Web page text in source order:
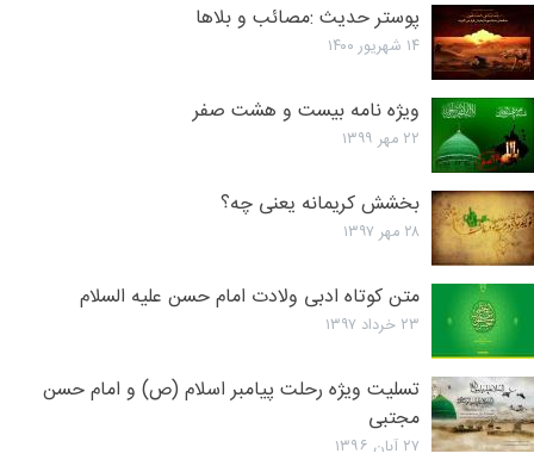
پوستر حدیث :‌مصائب و بلاها
۱۴ شهریور ۱۴۰۰
ویژه نامه بیست و هشت صفر
۲۲ مهر ۱۳۹۹
بخشش کریمانه یعنی چه؟
۲۸ مهر ۱۳۹۷
متن کوتاه ادبی ولادت امام حسن علیه السلام
۲۳ خرداد ۱۳۹۷
تسلیت ویژه رحلت پیامبر اسلام (ص) و امام حسن
مجتبی
۲۷ آبان ۱۳۹۶